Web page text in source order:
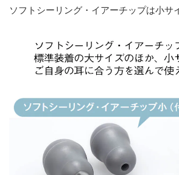
ソフトシーリング・イアーチップは小サ